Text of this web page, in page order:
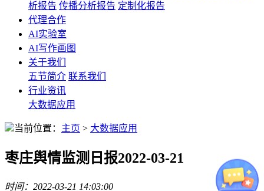
析报告 传播分析报告 定制化报告
代理合作
AI实验室
AI写作画图
关于我们
五节简介 联系我们
行业资讯
大数据应用
当前位置： 主页 > 大数据应用
枣庄舆情监测日报2022-03-21
时间：2022-03-21 14:03:00